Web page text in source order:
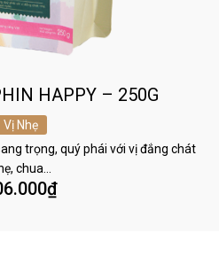
HAPPY – 250G
Vị Nhẹ
trọng, quý phái với vị đắng chát
chua…
₫